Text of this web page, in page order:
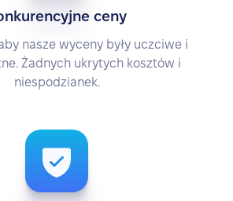
ceny
nasze wyceny były uczciwe i
Żadnych ukrytych kosztów i
niespodzianek.